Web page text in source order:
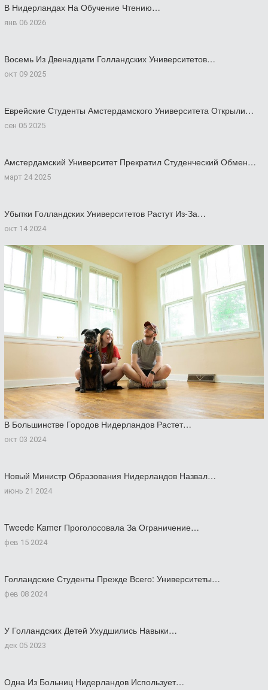
В Нидерландах На Обучение Чтению…
янв 06 2026
Восемь Из Двенадцати Голландских Университетов…
окт 09 2025
Еврейские Студенты Амстердамского Университета Открыли…
сен 05 2025
Амстердамский Университет Прекратил Студенческий Обмен…
март 24 2025
Убытки Голландских Университетов Растут Из-За…
окт 14 2024
В Большинстве Городов Нидерландов Растет…
окт 03 2024
Новый Министр Образования Нидерландов Назвал…
июнь 21 2024
Tweede Kamer Проголосовала За Ограничение…
фев 15 2024
Голландские Студенты Прежде Всего: Университеты…
фев 08 2024
У Голландских Детей Ухудшились Навыки…
дек 05 2023
Одна Из Больниц Нидерландов Использует…